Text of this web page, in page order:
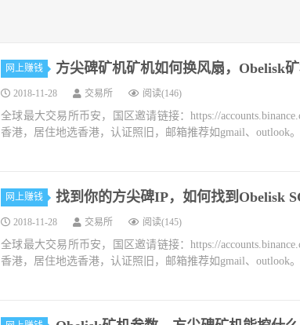
网上赚钱 方尖碑矿机矿机如何换风扇，Obelisk
2018-11-28 交易所 阅读(146)
全球最大交易所币安，国区邀请链接：https://
香港，居住地选香港，认证照旧，邮箱推荐如gmail、outlook
网上赚钱 找到你的方尖碑IP，如何找到Obelisk
2018-11-28 交易所 阅读(145)
全球最大交易所币安，国区邀请链接：https://
香港，居住地选香港，认证照旧，邮箱推荐如gmail、outlook